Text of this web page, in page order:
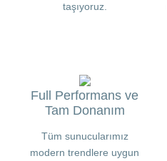
taşıyoruz.
Full Performans ve
Tam Donanım
Tüm sunucularımız
modern trendlere uygun